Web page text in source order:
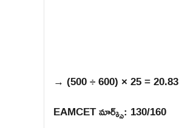
→ (500 ÷ 600) × 25 = 20.83
EAMCET మార్క్స్: 130/160